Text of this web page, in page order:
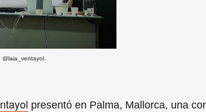
@laia_ventayol.
presentó en Palma, Mallorca, una